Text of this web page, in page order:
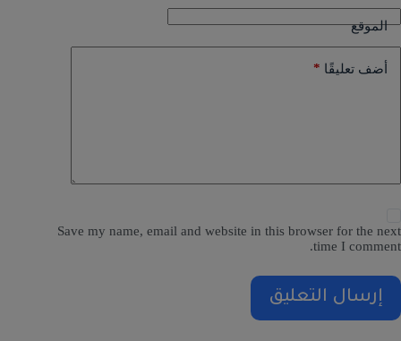
الموقع
أضف تعليقًا *
Save my name, email and website in this browser for the next
time I comment.
إرسال التعليق